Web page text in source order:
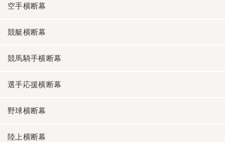
空手横断幕
競艇横断幕
競馬騎手横断幕
選手応援横断幕
野球横断幕
陸上横断幕